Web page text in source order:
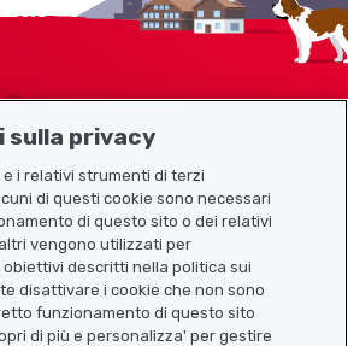
sulla privacy
i relativi strumenti di terzi
di questi cookie sono necessari
di questo sito o dei relativi
vengono utilizzati per
descritti nella politica sui
disattivare i cookie che non sono
funzionamento di questo sito
di più e personalizza' per gestire